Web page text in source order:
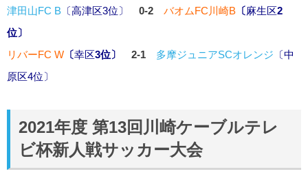
津田山FC B 〔高津区3位〕 0-2 バオムFC川崎B 〔麻生区2
位〕
リバーFC W 〔幸区3位〕 2-1 多摩ジュニアSCオレンジ 〔中
原区4位〕
2021年度 第13回川崎ケーブルテレ
ビ杯新人戦サッカー大会